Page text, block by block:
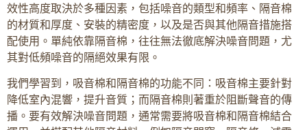
效性高度取決於多種因素，包括噪音的類型和頻率、隔音棉
的材質和厚度、安裝的精密度，以及是否與其他隔音措施搭
配使用。單純依靠隔音棉，往往無法徹底解決噪音問題，尤
其對低頻噪音的隔絕效果有限。
我們學習到，吸音棉和隔音棉的功能不同：吸音棉主要針對
降低室內混響，提升音質；而隔音棉則著重於阻斷聲音的傳
播。要有效解決噪音問題，通常需要將吸音棉和隔音棉結合